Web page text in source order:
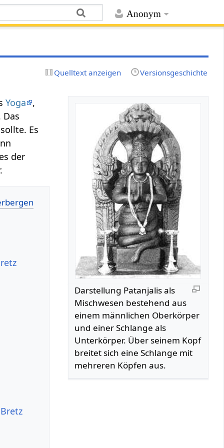
Anonym
Quelltext anzeigen Versionsgeschichte
Darstellung Patanjalis als
Mischwesen bestehend aus
einem männlichen Oberkörper
und einer Schlange als
Unterkörper. Über seinem Kopf
breitet sich eine Schlange mit
mehreren Köpfen aus.
Yoga
,
Das
Es
der